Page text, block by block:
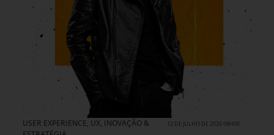
USER EXPERIENCE, UX, INOVAÇÃO &
12 DE JULHO DE 2026 08H00